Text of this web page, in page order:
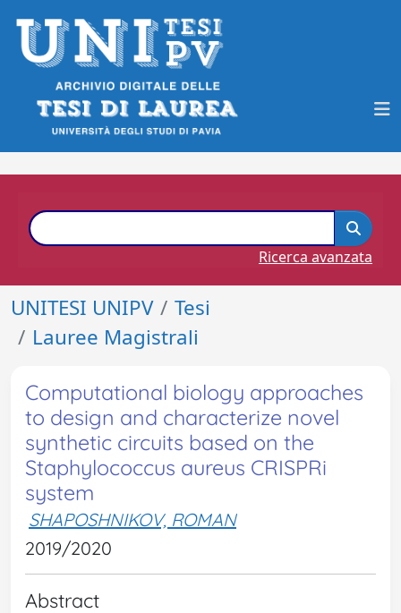
Ricerca avanzata
UNITESI UNIPV
Tesi
Lauree Magistrali
Computational biology approaches
to design and characterize novel
synthetic circuits based on the
Staphylococcus aureus CRISPRi
system
SHAPOSHNIKOV, ROMAN
2019/2020
Abstract